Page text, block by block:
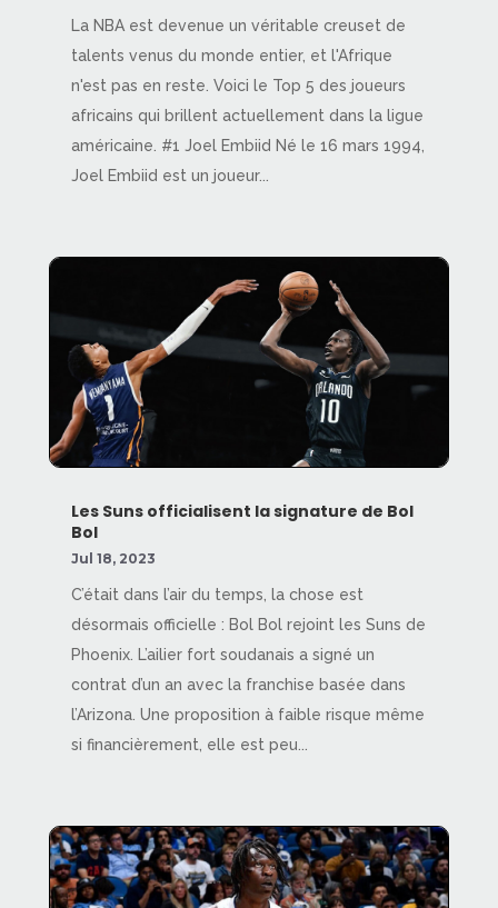
La NBA est devenue un véritable creuset de
talents venus du monde entier, et l'Afrique
n'est pas en reste. Voici le Top 5 des joueurs
africains qui brillent actuellement dans la ligue
américaine. #1 Joel Embiid Né le 16 mars 1994,
Joel Embiid est un joueur...
Les Suns officialisent la signature de Bol
Bol
Jul 18, 2023
C’était dans l’air du temps, la chose est
désormais officielle : Bol Bol rejoint les Suns de
Phoenix. L’ailier fort soudanais a signé un
contrat d’un an avec la franchise basée dans
l’Arizona. Une proposition à faible risque même
si financièrement, elle est peu...